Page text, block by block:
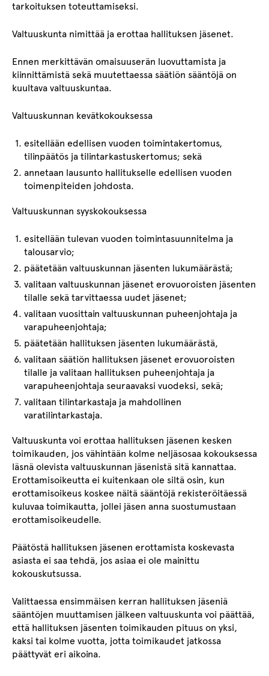
tarkoituksen toteuttamiseksi.
Valtuuskunta nimittää ja erottaa hallituksen jäsenet.
Ennen merkittävän omaisuuserän luovuttamista ja
kiinnittämistä sekä muutettaessa säätiön sääntöjä on
kuultava valtuuskuntaa.
Valtuuskunnan kevätkokouksessa
esitellään edellisen vuoden toimintakertomus,
tilinpäätös ja tilintarkastuskertomus; sekä
annetaan lausunto hallitukselle edellisen vuoden
toimenpiteiden johdosta.
Valtuuskunnan syyskokouksessa
esitellään tulevan vuoden toimintasuunnitelma ja
talousarvio;
päätetään valtuuskunnan jäsenten lukumäärästä;
valitaan valtuuskunnan jäsenet erovuoroisten jäsenten
tilalle sekä tarvittaessa uudet jäsenet;
valitaan vuosittain valtuuskunnan puheenjohtaja ja
varapuheenjohtaja;
päätetään hallituksen jäsenten lukumäärästä,
valitaan säätiön hallituksen jäsenet erovuoroisten
tilalle ja valitaan hallituksen puheenjohtaja ja
varapuheenjohtaja seuraavaksi vuodeksi, sekä;
valitaan tilintarkastaja ja mahdollinen
varatilintarkastaja.
Valtuuskunta voi erottaa hallituksen jäsenen kesken
toimikauden, jos vähintään kolme neljäsosaa kokouksessa
läsnä olevista valtuuskunnan jäsenistä sitä kannattaa.
Erottamisoikeutta ei kuitenkaan ole siltä osin, kun
erottamisoikeus koskee näitä sääntöjä rekisteröitäessä
kuluvaa toimikautta, jollei jäsen anna suostumustaan
erottamisoikeudelle.
Päätöstä hallituksen jäsenen erottamista koskevasta
asiasta ei saa tehdä, jos asiaa ei ole mainittu
kokouskutsussa.
Valittaessa ensimmäisen kerran hallituksen jäseniä
sääntöjen muuttamisen jälkeen valtuuskunta voi päättää,
että hallituksen jäsenten toimikauden pituus on yksi,
kaksi tai kolme vuotta, jotta toimikaudet jatkossa
päättyvät eri aikoina.